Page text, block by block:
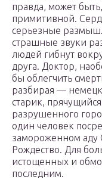
правда, может
примитивной.
серьезные
страшные звуки
людей гибнут
друга. Доктор,
бы облегчить
разбирая —
старик,
разрушенного
один человек
замороженном аду
Рождество. Для
истощенных и
последним.